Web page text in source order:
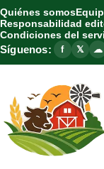
Quiénes somos
Responsabilidad
Condiciones del
Síguenos: f 𝕏 ☁